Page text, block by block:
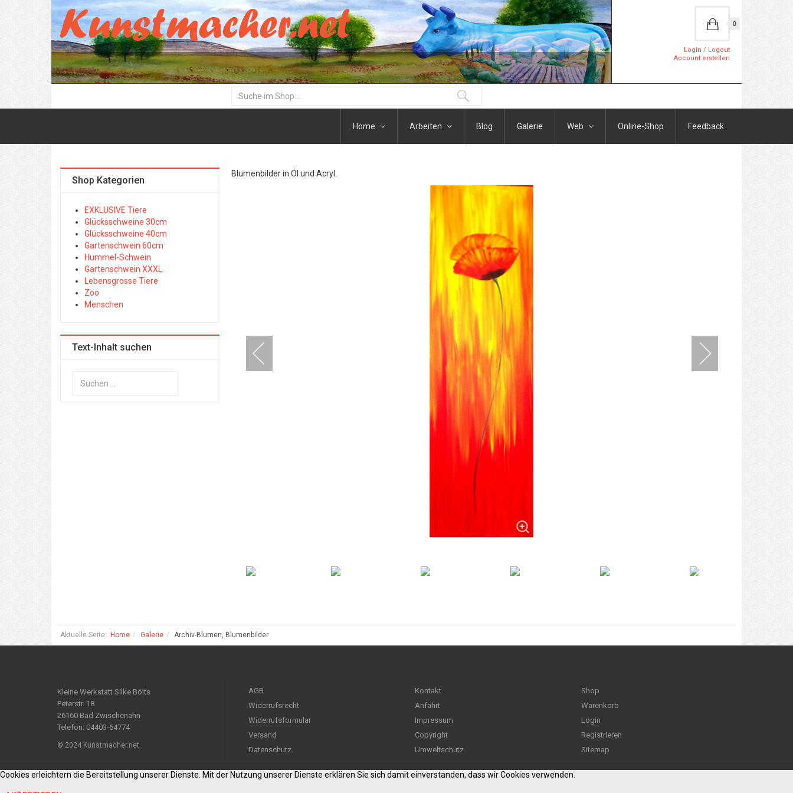
0
Login / Logout
Account erstellen
Home Arbeiten Blog Galerie Web Online-Shop Feedback
Blumenbilder in Öl und Acryl.
Shop Kategorien
EXKLUSIVE Tiere
Glücksschweine 30cm
Glücksschweine 40cm
Gartenschwein 60cm
Hummel-Schwein
Gartenschwein XXXL
Lebensgrosse Tiere
Zoo
Menschen
Text-Inhalt suchen
Aktuelle Seite: Home Galerie Archiv-Blumen, Blumenbilder
Kleine Werkstatt Silke Bölts
Peterstr. 18
26160 Bad Zwischenahn
Telefon: 04403-64774
© 2024 Kunstmacher.net
AGB
Widerrufsrecht
Widerrufsformular
Versand
Datenschutz
Kontakt
Anfahrt
Impressum
Copyright
Umweltschutz
Shop
Warenkorb
Login
Registrieren
Sitemap
Cookies erleichtern die Bereitstellung unserer Dienste. Mit der Nutzung unserer Dienste erklären Sie sich damit einverstanden, dass wir Cookies verwenden.